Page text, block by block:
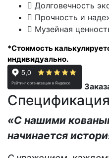
Долговечность
Прочность и
Музейная
*Стоимость
индивидуально.
Спецификация
«С нашими
начинается